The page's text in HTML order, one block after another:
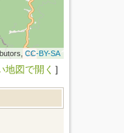
CC-BY-SA
地図で開く ］